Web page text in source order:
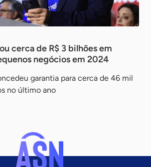
cerca de R$ 3 bilhões em
negócios em 2024
garantia para cerca de 46 mil
no último ano